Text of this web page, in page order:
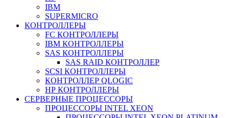
IBM
SUPERMICRO
КОНТРОЛЛЕРЫ
FC КОНТРОЛЛЕРЫ
IBM КОНТРОЛЛЕРЫ
SAS КОНТРОЛЛЕРЫ
SAS RAID КОНТРОЛЛЕР
SCSI КОНТРОЛЛЕРЫ
КОНТРОЛЛЕР QLOGIC
НР КОНТРОЛЛЕРЫ
СЕРВЕРНЫЕ ПРОЦЕССОРЫ
ПРОЦЕССОРЫ INTEL XEON